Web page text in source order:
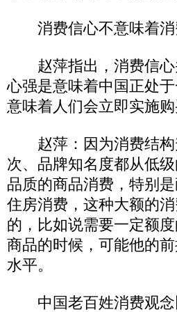
消费信心不意味着消
赵萍指出，消费信心
心强是意味着中国正处
意味着人们会立即实施购
赵萍：因为消费结构
次、品牌知名度都从低
品质的商品消费，特别
住房消费，这种大额的
的，比如说需要一定额
商品的时候，可能他的
水平。
中国老百姓消费观念